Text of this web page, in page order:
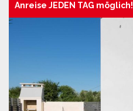
Anreise JEDEN TAG möglich!